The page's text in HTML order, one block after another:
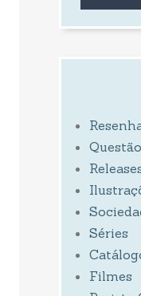
Séries
Filmes